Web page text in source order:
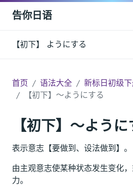
告你日语
【初下】 ようにする
首页 语法大全
新标日初级
【初下】～ようにする
【初下】～よう
表示意志【要做到、设法做到】。
由主观意志使某种状态发生变化
力。